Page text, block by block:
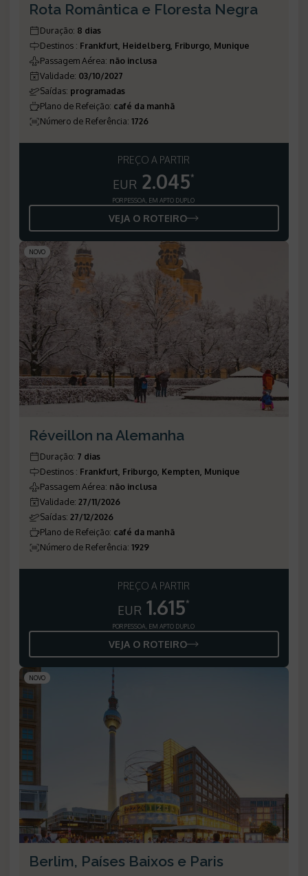
Rota Romântica e Floresta Negra
Duração: 8 dias
Destinos : Frankfurt, Heidelberg, Friburgo, Munique
Passagem Aérea: não inclusa
Validade: 03/10/2027
Saídas: programadas
Plano de Refeição: café da manhã
Número de Referência: 1726
PREÇO A PARTIR
EUR 2.045*
POR PESSOA, EM APTO DUPLO
VEJA O ROTEIRO
NOVO
Réveillon na Alemanha
Duração: 7 dias
Destinos : Frankfurt, Friburgo, Kempten, Munique
Passagem Aérea: não inclusa
Validade: 27/11/2026
Saídas: 27/12/2026
Plano de Refeição: café da manhã
Número de Referência: 1929
PREÇO A PARTIR
EUR 1.615*
POR PESSOA, EM APTO DUPLO
VEJA O ROTEIRO
NOVO
Berlim, Países Baixos e Paris